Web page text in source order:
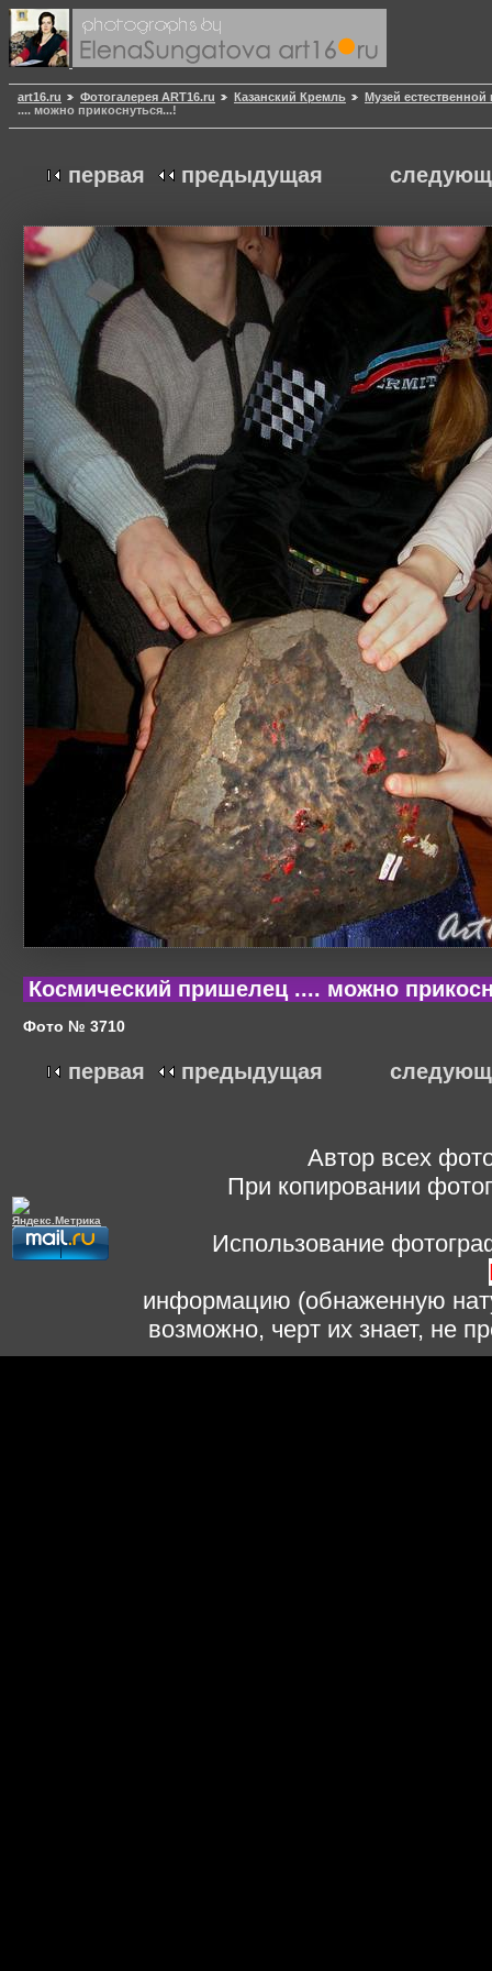
art16.ru Фотогалерея ART16.ru Казанский Кремль
Музей естественной
.... можно прикоснуться...!
первая предыдущая
Космический пришелец .... можно
Фото № 3710
первая предыдущая
Автор всех
При копировании
Использование
информацию (обнаженную
возможно, черт их знает, не